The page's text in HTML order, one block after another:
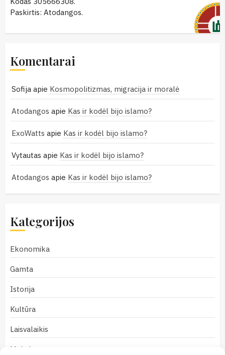
Paskirtis: Atodangos.
Komentarai
Sofija apie Kosmopolitizmas, migracija ir moralė
Atodangos apie Kas ir kodėl bijo islamo?
ExoWatts apie Kas ir kodėl bijo islamo?
Vytautas apie Kas ir kodėl bijo islamo?
Atodangos apie Kas ir kodėl bijo islamo?
Kategorijos
Ekonomika
Gamta
Istorija
Kultūra
Laisvalaikis
Mokslas